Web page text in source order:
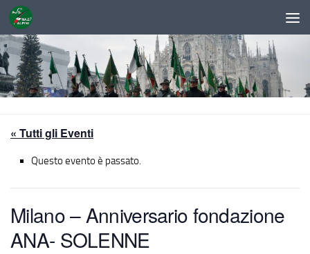
Sotto il contenuto
« Tutti gli Eventi
Questo evento è passato.
Milano – Anniversario fondazione
ANA- SOLENNE